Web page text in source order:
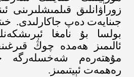
زوراۋانلىق قىلمىشلىرىنى
جىنايەت دەپ جاكارلىدى.
بولسا بۇ نامغا
ئالىمىز ھەمدە چوڭ
مۇھتەرەم شەخسلەرگە
رەھمەت ئېيتىمىز .